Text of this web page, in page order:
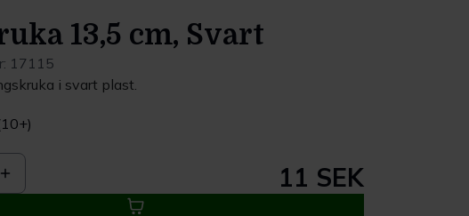
13,5 cm, Svart
17115
i svart plast.
11 SEK